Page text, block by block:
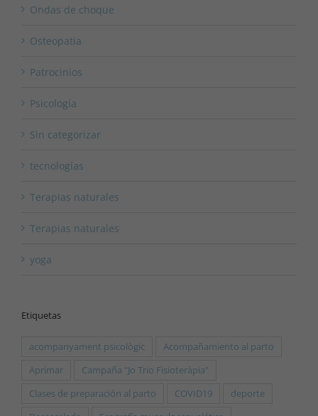
Ondas de choque
Osteopatia
Patrocinios
Psicología
Sin categorizar
tecnologías
Terapias naturales
Terapias naturales
yoga
Etiquetas
acompanyament psicològic
Acompañamiento al parto
Aprimar
Campaña "Jo Trio Fisioteràpia"
Clases de preparación al parto
COVID19
deporte